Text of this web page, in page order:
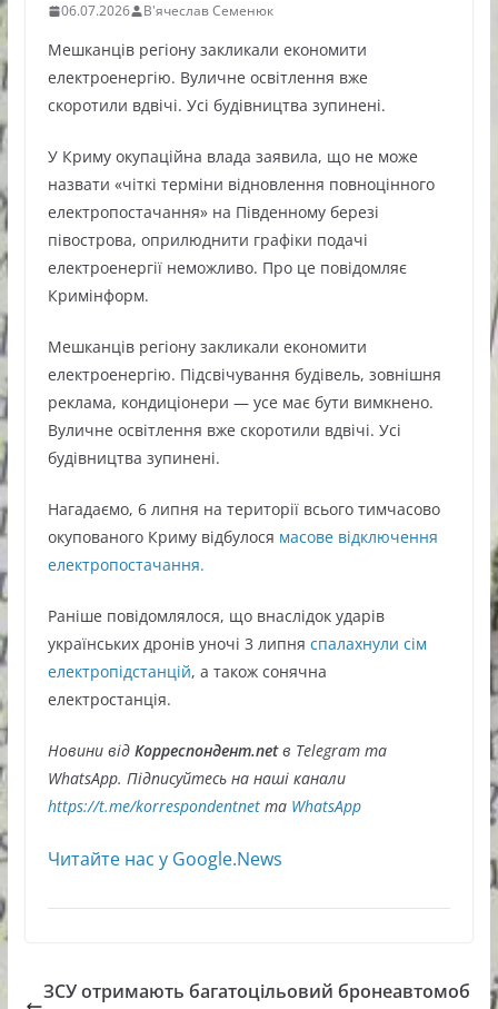
06.07.2026 В'ячеслав Семенюк
Мешканців регіону закликали економити
електроенергію. Вуличне освітлення вже
скоротили вдвічі. Усі будівництва зупинені.
У Криму окупаційна влада заявила, що не може
назвати «чіткі терміни відновлення повноцінного
електропостачання» на Південному березі
півострова, оприлюднити графіки подачі
електроенергії неможливо. Про це повідомляє
Кримінформ.
Мешканців регіону закликали економити
електроенергію. Підсвічування будівель, зовнішня
реклама, кондиціонери — усе має бути вимкнено.
Вуличне освітлення вже скоротили вдвічі. Усі
будівництва зупинені.
Нагадаємо, 6 липня на території всього тимчасово
окупованого Криму відбулося масове відключення
електропостачання.
Раніше повідомлялося, що внаслідок ударів
українських дронів уночі 3 липня спалахнули сім
електропідстанцій, а також сонячна
електростанція.
Новини відКорреспондент.netв Telegram та
WhatsApp. Підписуйтесь на наші канали
https://t.me/korrespondentnetта WhatsApp
Читайте нас у Google.News
ЗСУ отримають багатоцільовий бронеавтомоб